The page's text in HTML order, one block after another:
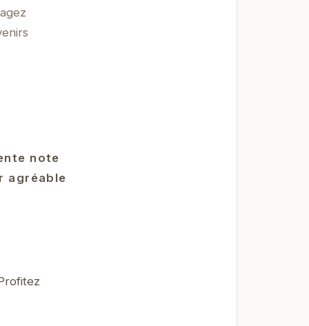
note
agréable